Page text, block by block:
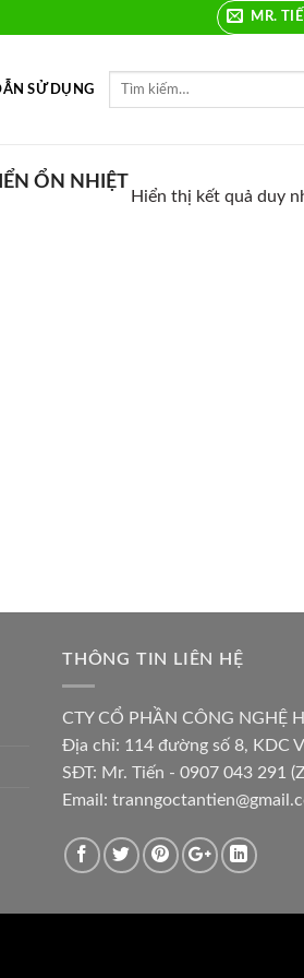
MR.
SỬ DỤNG
ỔN NHIỆT
Hiển thị kết quả duy
THÔNG TIN LIÊN HỆ
CTY CỔ PHẦN CÔNG NGHỆ
Địa chỉ: 114 đường số 8, KDC
SĐT: Mr. Tiến - 0907 043 291
Email: